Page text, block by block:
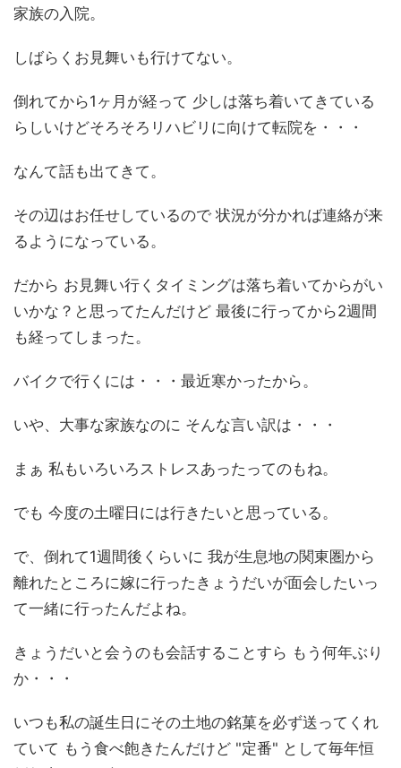
家族の入院。
しばらくお見舞いも行けてない。
倒れてから1ヶ月が経って 少しは落ち着いてきている
らしいけどそろそろリハビリに向けて転院を・・・
なんて話も出てきて。
その辺はお任せしているので 状況が分かれば連絡が来
るようになっている。
だから お見舞い行くタイミングは落ち着いてからがい
いかな？と思ってたんだけど 最後に行ってから2週間
も経ってしまった。
バイクで行くには・・・最近寒かったから。
いや、大事な家族なのに そんな言い訳は・・・
まぁ 私もいろいろストレスあったってのもね。
でも 今度の土曜日には行きたいと思っている。
で、倒れて1週間後くらいに 我が生息地の関東圏から
離れたところに嫁に行ったきょうだいが面会したいっ
て一緒に行ったんだよね。
きょうだいと会うのも会話することすら もう何年ぶり
か・・・
いつも私の誕生日にその土地の銘菓を必ず送ってくれ
ていて もう食べ飽きたんだけど "定番" として毎年恒